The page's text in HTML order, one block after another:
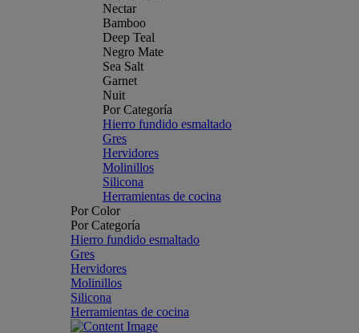
Nectar
Bamboo
Deep Teal
Negro Mate
Sea Salt
Garnet
Nuit
Por Categoría
Hierro fundido esmaltado
Gres
Hervidores
Molinillos
Silicona
Herramientas de cocina
Por Color
Por Categoría
Hierro fundido esmaltado
Gres
Hervidores
Molinillos
Silicona
Herramientas de cocina